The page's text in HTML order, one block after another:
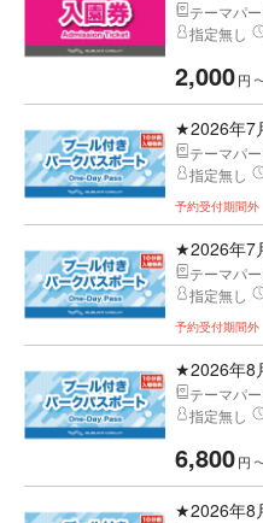
テーマパ
指定無し
2,000円
★2026年7
テーマパ
指定無し
予約受付期間外
★2026年7
テーマパ
指定無し
予約受付期間外
★2026年8
テーマパ
指定無し
6,800円
★2026年8